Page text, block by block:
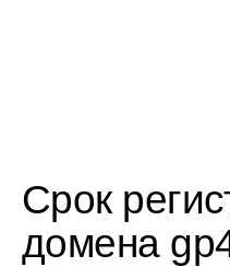
Срок
домена